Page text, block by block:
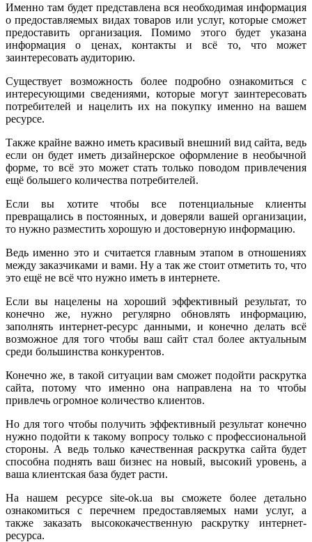
Именно там будет представлена вся необходимая информация
о предоставляемых видах товаров или услуг, которые сможет
предоставить организация. Помимо этого будет указана
информация о ценах, контакты и всё то, что может
заинтересовать аудиторию.
Существует возможность более подробно ознакомиться с
интересующими сведениями, которые могут заинтересовать
потребителей и нацелить их на покупку именно на вашем
ресурсе.
Также крайне важно иметь красивый внешний вид сайта, ведь
если он будет иметь дизайнерское оформление в необычной
форме, то всё это может стать только поводом привлечения
ещё большего количества потребителей.
Если вы хотите чтобы все потенциальные клиенты
превращались в постоянных, и доверяли вашей организации,
то нужно разместить хорошую и достоверную информацию.
Ведь именно это и считается главным этапом в отношениях
между заказчиками и вами. Ну а так же стоит отметить то, что
это ещё не всё что нужно иметь в интернете.
Если вы нацелены на хороший эффективный результат, то
конечно же, нужно регулярно обновлять информацию,
заполнять интернет-ресурс данными, и конечно делать всё
возможное для того чтобы ваш сайт стал более актуальным
среди большинства конкурентов.
Конечно же, в такой ситуации вам сможет подойти раскрутка
сайта, потому что именно она направлена на то чтобы
привлечь огромное количество клиентов.
Но для того чтобы получить эффективный результат конечно
нужно подойти к такому вопросу только с профессиональной
стороны. А ведь только качественная раскрутка сайта будет
способна поднять ваш бизнес на новый, высокий уровень, а
ваша клиентская база будет расти.
На нашем ресурсе site-ok.ua вы сможете более детально
ознакомиться с перечнем предоставляемых нами услуг, а
также заказать высококачественную раскрутку интернет-
ресурса.